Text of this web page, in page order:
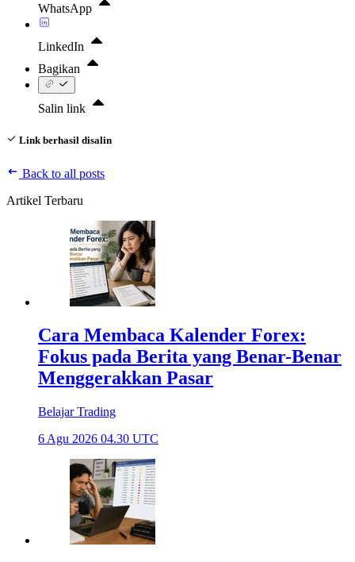
WhatsApp
LinkedIn
Bagikan
Salin link
Link berhasil disalin
Back to all posts
Artikel Terbaru
Cara Membaca Kalender Forex:
Fokus pada Berita yang Benar-Benar
Menggerakkan Pasar
Belajar Trading
6 Agu 2026 04.30 UTC